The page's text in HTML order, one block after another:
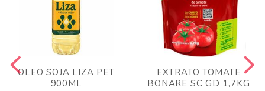
OLEO SOJA LIZA PET
900ML
EXTRATO TOMATE
BONARE SC GD 1,7KG